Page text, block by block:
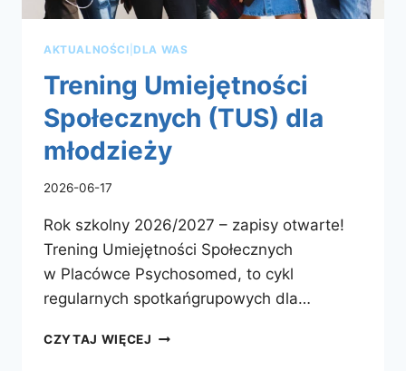
AKTUALNOŚCI |DLA WAS
Trening Umiejętności
Społecznych (TUS) dla
młodzieży
2026-06-17
Rok szkolny 2026/2027 – zapisy otwarte!
Trening Umiejętności Społecznych
w Placówce Psychosomed, to cykl
regularnych spotkańgrupowych dla…
CZYTAJ WIĘCEJ TRENING